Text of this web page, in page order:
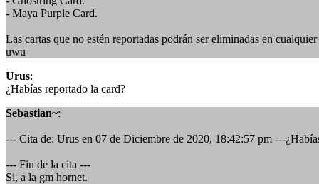
- Maya Purple Card.
Las cartas que no estén reportadas podrán ser eliminadas en
uwu
Urus:
¿Habías reportado la card?
Sebastian~:
--- Cita de: Urus en 07 de Diciembre de 2020, 18:42:57 pm ---
--- Fin de la cita ---
Si, a la gm hornet.